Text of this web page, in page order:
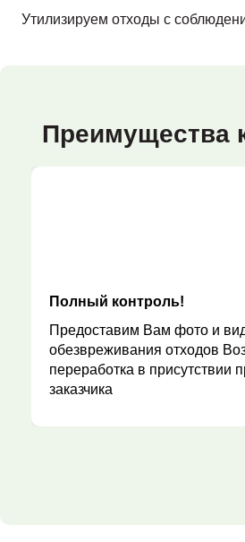
Утилизируем отходы с
Преимущества
Полный контроль!
Предоставим Вам фото и
обезвреживания отходов
переработка в присутствии
заказчика